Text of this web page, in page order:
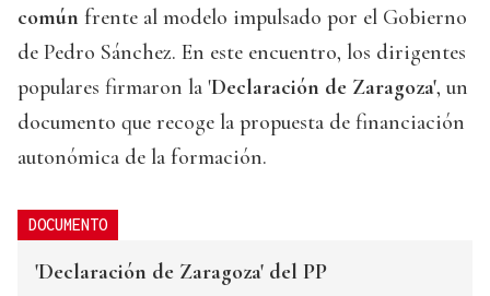
común frente al modelo impulsado por el Gobierno
de Pedro Sánchez. En este encuentro, los dirigentes
populares firmaron la 'Declaración de Zaragoza', un
documento que recoge la propuesta de financiación
autonómica de la formación.
DOCUMENTO
'Declaración de Zaragoza' del PP